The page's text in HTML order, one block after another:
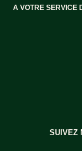
Bracelets
D'EXPÉDITION
A VOTRE SERVICE
SUIVEZ